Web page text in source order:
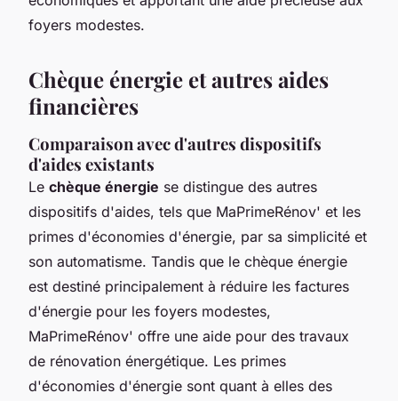
foyers modestes.
Chèque énergie et autres aides
financières
Comparaison avec d'autres dispositifs
d'aides existants
Le chèque énergie se distingue des autres
dispositifs d'aides, tels que MaPrimeRénov' et les
primes d'économies d'énergie, par sa simplicité et
son automatisme. Tandis que le chèque énergie
est destiné principalement à réduire les factures
d'énergie pour les foyers modestes,
MaPrimeRénov' offre une aide pour des travaux
de rénovation énergétique. Les primes
d'économies d'énergie sont quant à elles des